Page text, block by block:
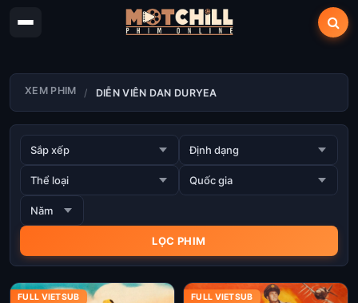
XEM PHIM DIỄN VIÊN DAN DURYEA
FULL VIETSUB FULL VIETSUB